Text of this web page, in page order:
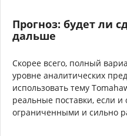
Прогноз: будет ли
дальше
Скорее всего, полный
уровне аналитических
использовать тему
реальные поставки, если и
ограниченными и сильно